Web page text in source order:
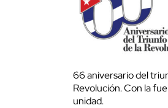
66 aniversario del
Revolución. Con la
unidad.